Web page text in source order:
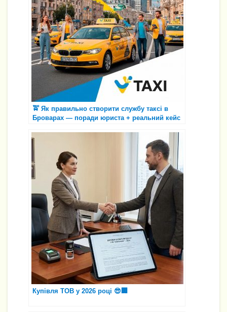
🚖 Як правильно створити службу таксі в
Броварах — поради юриста + реальний кейс
Купівля ТОВ у 2026 році 😎🏢